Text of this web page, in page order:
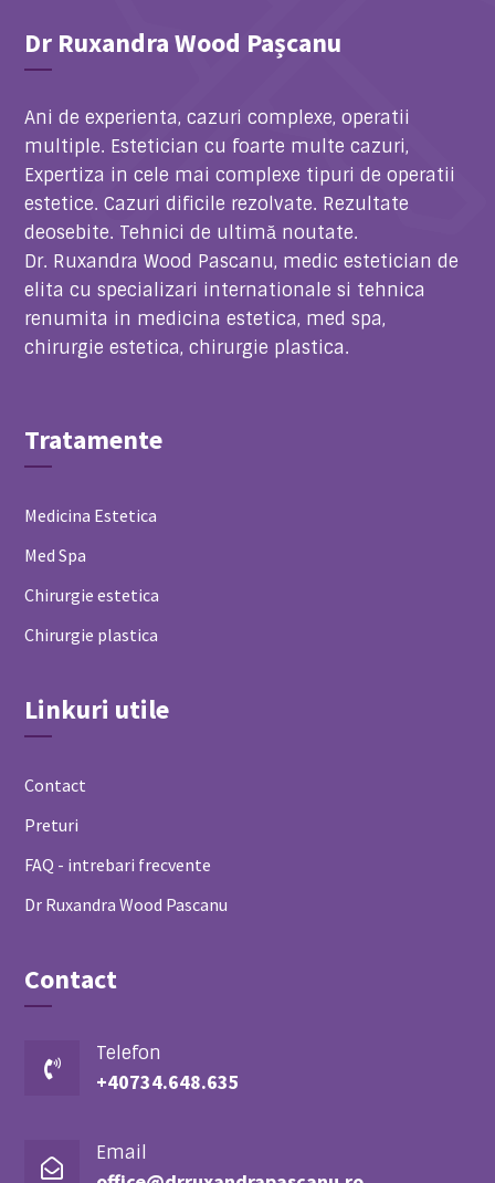
Dr Ruxandra Wood Pașcanu
Ani de experienta, cazuri complexe, operatii
multiple. Estetician cu foarte multe cazuri,
Expertiza in cele mai complexe tipuri de operatii
estetice. Cazuri dificile rezolvate. Rezultate
deosebite. Tehnici de ultimă noutate.
Dr. Ruxandra Wood Pascanu, medic estetician de
elita cu specializari internationale si tehnica
renumita in medicina estetica, med spa,
chirurgie estetica, chirurgie plastica.
Tratamente
Medicina Estetica
Med Spa
Chirurgie estetica
Chirurgie plastica
Linkuri utile
Contact
Preturi
FAQ - intrebari frecvente
Dr Ruxandra Wood Pascanu
Contact

Telefon
+40734.648.635

Email